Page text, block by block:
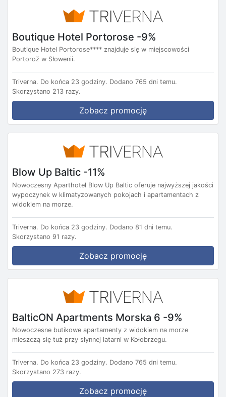
Boutique Hotel Portorose -9%
Boutique Hotel Portorose**** znajduje się w miejscowości
Portorož w Słowenii.
Triverna. Do końca 23 godziny. Dodano 765 dni temu.
Skorzystano 213 razy.
Zobacz promocję
Blow Up Baltic -11%
Nowoczesny Aparthotel Blow Up Baltic oferuje najwyższej jakości
wypoczynek w klimatyzowanych pokojach i apartamentach z
widokiem na morze.
Triverna. Do końca 23 godziny. Dodano 81 dni temu.
Skorzystano 91 razy.
Zobacz promocję
BalticON Apartments Morska 6 -9%
Nowoczesne butikowe apartamenty z widokiem na morze
mieszczą się tuż przy słynnej latarni w Kołobrzegu.
Triverna. Do końca 23 godziny. Dodano 765 dni temu.
Skorzystano 273 razy.
Zobacz promocję